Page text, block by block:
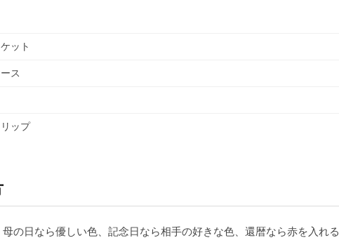
ット
ス
ップ
の日なら優しい色、記念日なら相手の好きな色、還暦なら赤を入れる